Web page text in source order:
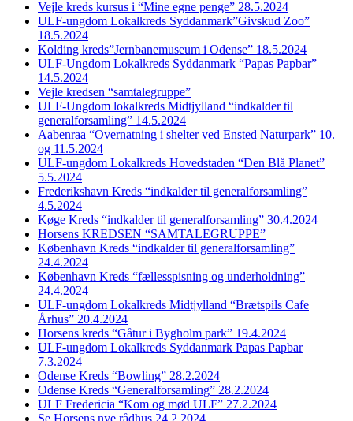
Vejle kreds kursus i “Mine egne penge” 28.5.2024
ULF-ungdom Lokalkreds Syddanmark”Givskud Zoo”
18.5.2024
Kolding kreds”Jernbanemuseum i Odense” 18.5.2024
ULF-Ungdom Lokalkreds Syddanmark “Papas Papbar”
14.5.2024
Vejle kredsen “samtalegruppe”
ULF-Ungdom lokalkreds Midtjylland “indkalder til
generalforsamling” 14.5.2024
Aabenraa “Overnatning i shelter ved Ensted Naturpark” 10.
og 11.5.2024
ULF-ungdom Lokalkreds Hovedstaden “Den Blå Planet”
5.5.2024
Frederikshavn Kreds “indkalder til generalforsamling”
4.5.2024
Køge Kreds “indkalder til generalforsamling” 30.4.2024
Horsens KREDSEN “SAMTALEGRUPPE”
København Kreds “indkalder til generalforsamling”
24.4.2024
København Kreds “fællesspisning og underholdning”
24.4.2024
ULF-ungdom Lokalkreds Midtjylland “Brætspils Cafe
Århus” 20.4.2024
Horsens kreds “Gåtur i Bygholm park” 19.4.2024
ULF-ungdom Lokalkreds Syddanmark Papas Papbar
7.3.2024
Odense Kreds “Bowling” 28.2.2024
Odense Kreds “Generalforsamling” 28.2.2024
ULF Fredericia “Kom og mød ULF” 27.2.2024